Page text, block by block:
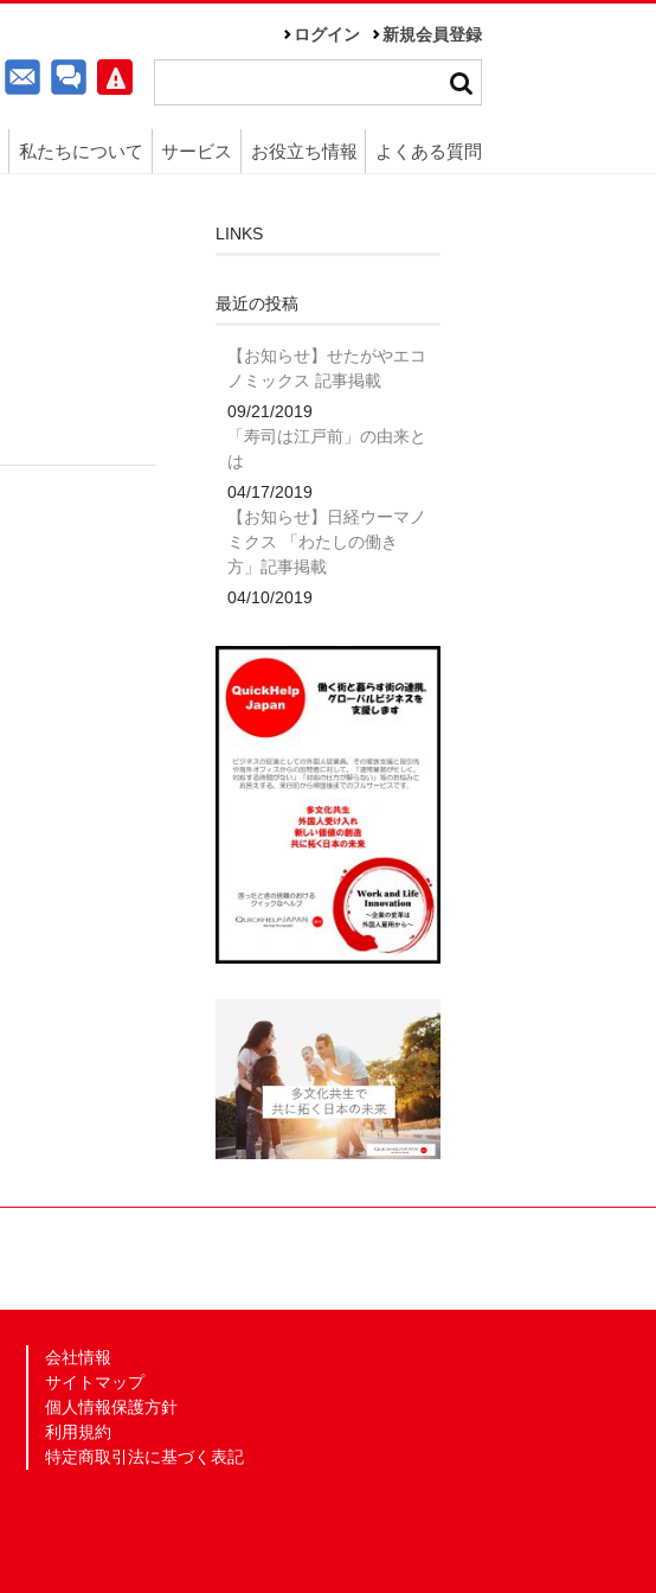
ログイン 新規会員登録
私たちについて サービス お役立ち情報 よくある質問
LINKS
最近の投稿
【お知らせ】せたがやエコ
ノミックス 記事掲載
09/21/2019
「寿司は江戸前」の由来と
は
04/17/2019
【お知らせ】日経ウーマノ
ミクス 「わたしの働き
方」記事掲載
04/10/2019
会社情報
サイトマップ
個人情報保護方針
利用規約
特定商取引法に基づく表記